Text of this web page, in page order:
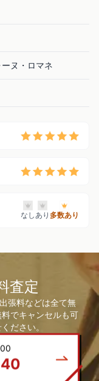
ヌ・ロマネ
なしあり 多数あり
査定
張料などは全て無
でキャンセルも可
ださい。